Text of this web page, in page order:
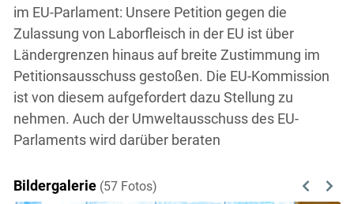
im EU-Parlament: Unsere Petition gegen die
Zulassung von Laborfleisch in der EU ist über
Ländergrenzen hinaus auf breite Zustimmung im
Petitionsausschuss gestoßen. Die EU-Kommission
ist von diesem aufgefordert dazu Stellung zu
nehmen. Auch der Umweltausschuss des EU-
Parlaments wird darüber beraten
Bildergalerie (57 Fotos) Previous
Next